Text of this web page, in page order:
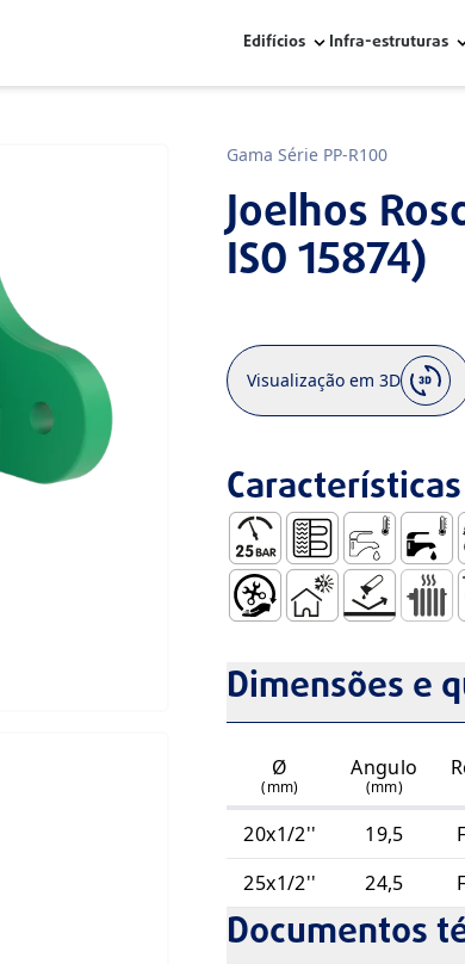
Edifícios Infra-estruturas
Gama Série PP-R100
Joelhos
ISO 15874)
Visualização em 3D
Características
Pressão de Serviço – 25
Aquecimento por
AFS – Águas
AQS -
Dimensões e
Ø
(mm)
Angulo
(mm)
20x1/2''
19,5
25x1/2''
24,5
Documentos